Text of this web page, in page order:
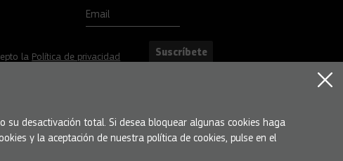
la Política de privacidad Suscríbete
su desactivación total. Si desea bloquear algunas cookies haga
y la aceptación de nuestra política de cookies, pulse en el